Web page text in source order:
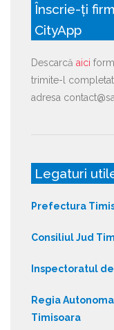
Înscrie-ți
CityApp
Descarcă aici
trimite-l
adresa
Legaturi
Prefectura
Consiliul Jud
Inspectoratul
Regia
Timisoara